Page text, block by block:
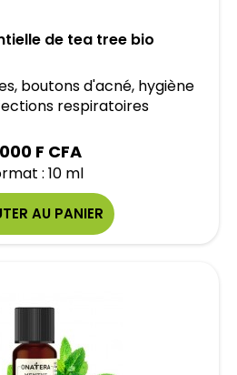
de tea tree bio
boutons d'acné, hygiène
respiratoires
F CFA
: 10 ml
AU PANIER